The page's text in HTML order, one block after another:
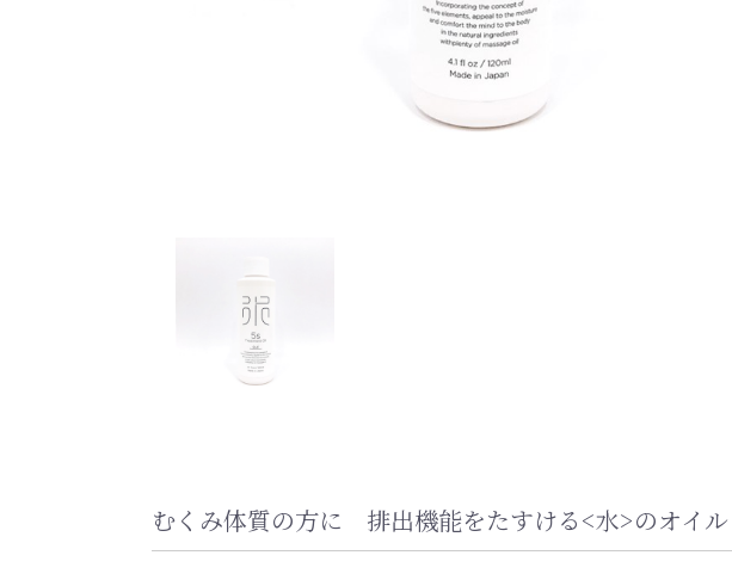
むくみ体質の方に 排出機能をたすける<水>のオイル